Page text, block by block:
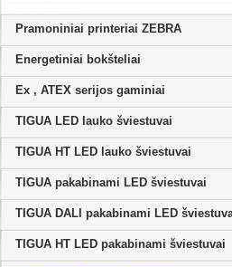
Pramoniniai printeriai ZEBRA
Energetiniai bokšteliai
Ex , ATEX serijos gaminiai
TIGUA LED lauko šviestuvai
TIGUA HT LED lauko šviestuvai
TIGUA pakabinami LED šviestuvai
TIGUA DALI pakabinami LED
TIGUA HT LED pakabinami šviestuvai